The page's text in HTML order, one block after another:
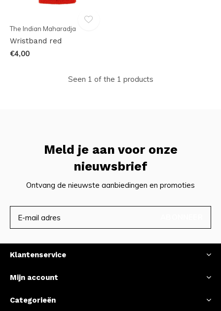
The Indian Maharadja
Wristband red
€4,00
Seen 1 of the 1 products
Meld je aan voor onze
nieuwsbrief
Ontvang de nieuwste aanbiedingen en promoties
Klantenservice
Mijn account
Categorieën